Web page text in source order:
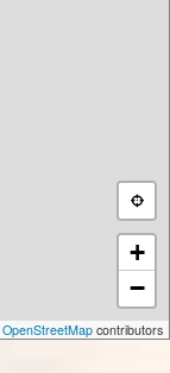
+
−
OpenStreetMap contributors